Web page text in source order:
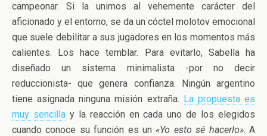
campeonar. Si la unimos al vehemente carácter del
aficionado y el entorno, se da un cóctel molotov emocional
que suele debilitar a sus jugadores en los momentos más
calientes. Los hace temblar. Para evitarlo, Sabella ha
diseñado un sistema minimalista -por no decir
reduccionista- que genera confianza. Ningún argentino
tiene asignada ninguna misión extraña. La propuesta es
muy sencillay la reacción en cada uno de los elegidos
cuando conoce su función es un «Yo esto sé hacerlo». A